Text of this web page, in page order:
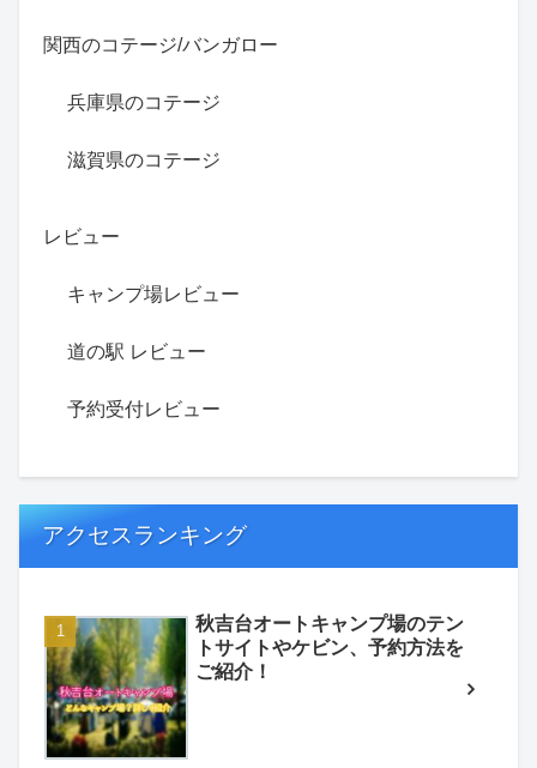
関西のコテージ/バンガロー
兵庫県のコテージ
滋賀県のコテージ
レビュー
キャンプ場レビュー
道の駅 レビュー
予約受付レビュー
アクセスランキング
秋吉台オートキャンプ場のテン
トサイトやケビン、予約方法を
ご紹介！